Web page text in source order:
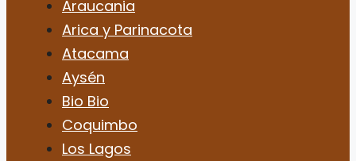
Araucania
Arica y Parinacota
Atacama
Aysén
Bio Bio
Coquimbo
Los Lagos